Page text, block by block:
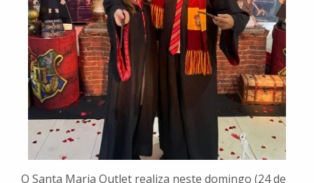
O Santa Maria Outlet realiza neste domingo (24 de